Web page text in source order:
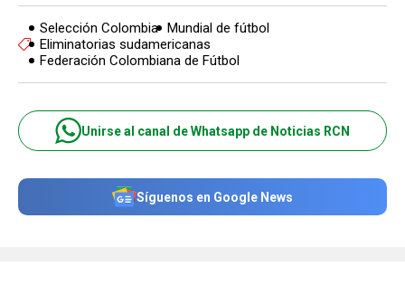
Selección Colombia Mundial de fútbol
Eliminatorias sudamericanas
Federación Colombiana de Fútbol
Unirse al canal de Whatsapp de Noticias RCN
Síguenos en Google News